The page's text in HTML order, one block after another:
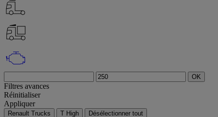
OK
Filtres avances
Réinitialiser
Appliquer
Renault Trucks T High Désélectionner tout